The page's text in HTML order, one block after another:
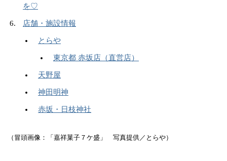
を♡
店舗・施設情報
とらや
東京都 赤坂店（直営店）
天野屋
神田明神
赤坂・日枝神社
（冒頭画像：「嘉祥菓子７ケ盛」 写真提供／とらや）